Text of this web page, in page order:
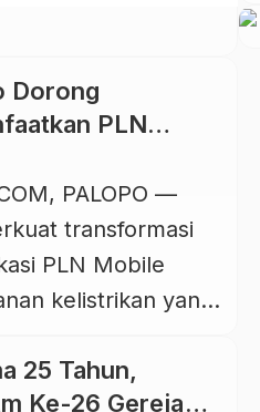
Dorong
PLN
Satu
PALOPO —
transformasi
PLN Mobile
kelistrikan yang
pelanggan dapat
layanan
25 Tahun,
Ke-26 Gereja